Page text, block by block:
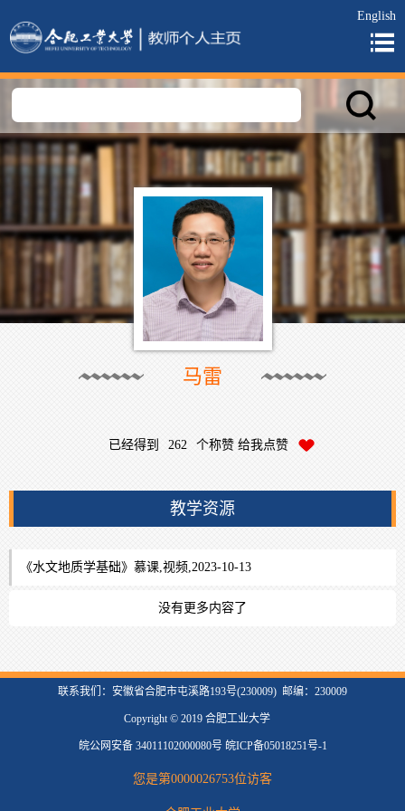
English
马雷
已经得到 262 个称赞 给我点赞
教学资源
《水文地质学基础》慕课,视频,2023-10-13
没有更多内容了
联系我们：安徽省合肥市屯溪路193号(230009) 邮编：230009
Copyright © 2019 合肥工业大学
皖公网安备 34011102000080号 皖ICP备05018251号-1
您是第0000026753位访客